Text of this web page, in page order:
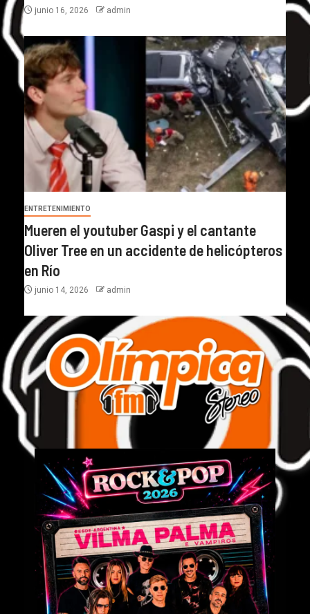
junio 16, 2026 admin
ENTRETENIMIENTO
Mueren el youtuber Gaspi y el cantante
Oliver Tree en un accidente de helicópteros
en Río
junio 14, 2026 admin